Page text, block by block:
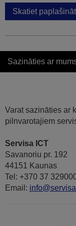
Skatiet
Sazināties ar
Varat sazināties ar
pilnvarotajiem
Servisa ICT
Savanoriu pr. 192
44151 Kaunas
Tel: +370 37
Email: